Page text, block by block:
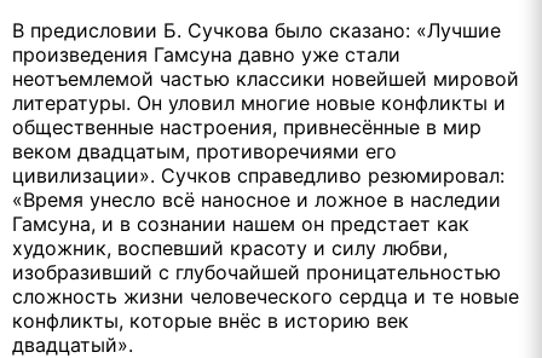
В предисловии Б. Сучкова было сказано: «Лучшие
произведения Гамсуна давно уже стали
неотъемлемой частью классики новейшей мировой
литературы. Он уловил многие новые конфликты и
общественные настроения, привнесённые в мир
веком двадцатым, противоречиями его
цивилизации». Сучков справедливо резюмировал:
«Время унесло всё наносное и ложное в наследии
Гамсуна, и в сознании нашем он предстает как
художник, воспевший красоту и силу любви,
изобразивший с глубочайшей проницательностью
сложность жизни человеческого сердца и те новые
конфликты, которые внёс в историю век
двадцатый».